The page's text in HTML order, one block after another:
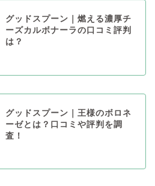
グッドスプーン｜燃える濃厚チ
ーズカルボナーラの口コミ評判
は？
グッドスプーン｜王様のボロネ
ーゼとは？口コミや評判を調
査！